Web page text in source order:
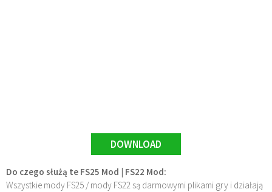
DOWNLOAD
Do czego służą te FS25 Mod | FS22 Mod:
Wszystkie mody FS25 / mody FS22 są darmowymi plikami gry i działają